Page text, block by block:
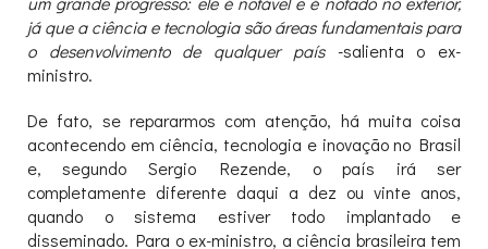
já que a ciência e tecnologia são áreas fundamentais para
o desenvolvimento de qualquer país-salienta o ex-
ministro.
De fato, se repararmos com atenção, há muita coisa
acontecendo em ciência, tecnologia e inovação no Brasil
e, segundo Sergio Rezende, o país irá ser
completamente diferente daqui a dez ou vinte anos,
quando o sistema estiver todo implantado e
disseminado. Para o ex-ministro, a ciência brasileira tem